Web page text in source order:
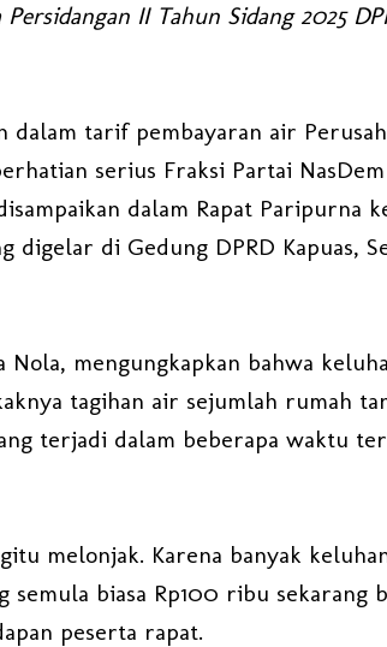
II Tahun Sidang 2025
dalam tarif pembayaran air
serius Fraksi Partai NasDem
dalam Rapat Paripurna
digelar di Gedung DPRD Kapuas,
Nola, mengungkapkan bahwa
tagihan air sejumlah rumah
terjadi dalam beberapa waktu
melonjak. Karena banyak
semula biasa Rp100 ribu sekarang
peserta rapat.